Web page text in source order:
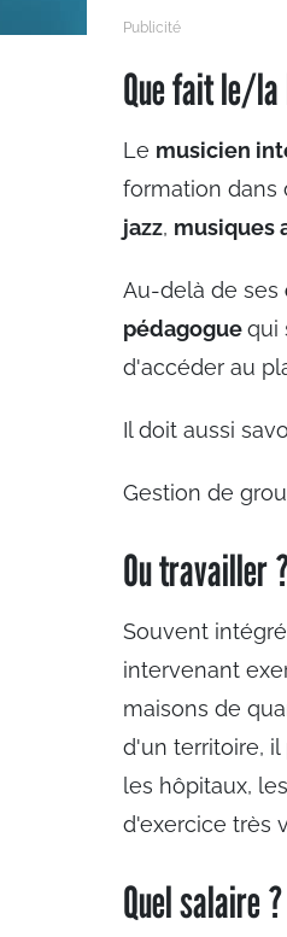
Que fait le/la
Le musicien
formation dans
jazz, musiques
Au-delà de ses
pédagoguequi
d'accéder au
Il doit aussi
Gestion de
Ou travailler
Souvent
intervenant
maisons de
d'un territoire,
les hôpitaux,
d'exercice très
Quel salaire ?